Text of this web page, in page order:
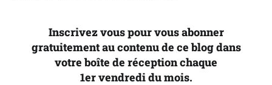
Inscrivez vous pour vous abonner
gratuitement au contenu de ce blog dans
votre boîte de réception chaque
1er vendredi du mois.